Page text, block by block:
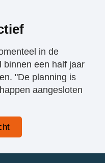
in de
binnen een half jaar
"De planning is
aangesloten